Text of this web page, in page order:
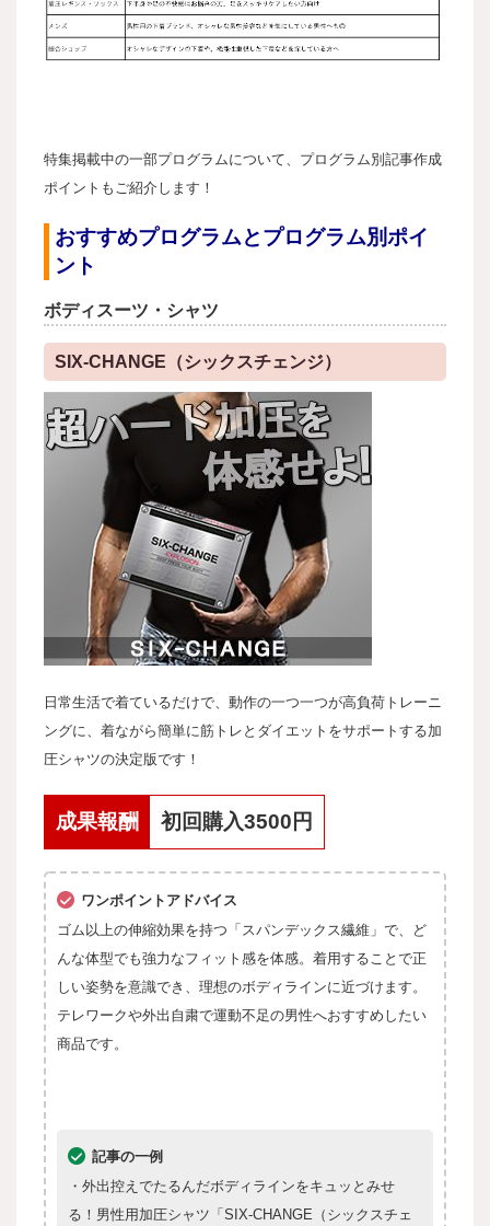
特集掲載中の一部プログラムについて、プログラム別記事作成
ポイントもご紹介します！
おすすめプログラムとプログラム別ポイ
ント
ボディスーツ・シャツ
SIX-CHANGE（シックスチェンジ）
日常生活で着ているだけで、動作の一つ一つが高負荷トレーニ
ングに、着ながら簡単に筋トレとダイエットをサポートする加
圧シャツの決定版です！
成果報酬 初回購入3500円
ワンポイントアドバイス
ゴム以上の伸縮効果を持つ「スパンデックス繊維」で、ど
んな体型でも強力なフィット感を体感。着用することで正
しい姿勢を意識でき、理想のボディラインに近づけます。
テレワークや外出自粛で運動不足の男性へおすすめしたい
商品です。
記事の一例
・外出控えでたるんだボディラインをキュッとみせ
る！男性用加圧シャツ「SIX-CHANGE（シックスチェ